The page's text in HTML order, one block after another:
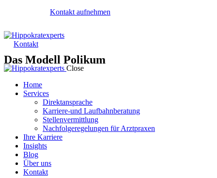
Kontakt aufnehmen
Kontakt
Das Modell Polikum
Close
Home
Services
Direktansprache
Karriere-und Laufbahnberatung
Stellenvermittlung
Nachfolgeregelungen für Arztpraxen
Ihre Karriere
Insights
Blog
Über uns
Kontakt